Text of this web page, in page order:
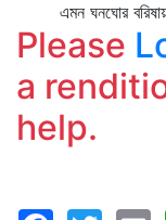
এমন ঘনঘোর
Please
a
help.